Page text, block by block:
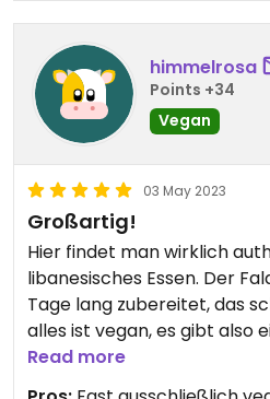
himmelrosa
Points +34
Vegan
03 May 2023
Großartig!
Hier findet man wirklich
libanesisches Essen. Der
Tage lang zubereitet, das
alles ist vegan, es gibt also
dort arbeitenden sind sehr
beraten einen gerne. Es
Read more